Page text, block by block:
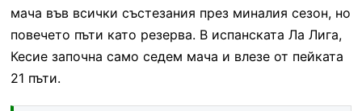
мача във всички състезания през миналия сезон, но
повечето пъти като резерва. В испанската Ла Лига,
Кесие започна само седем мача и влезе от пейката
21 пъти.